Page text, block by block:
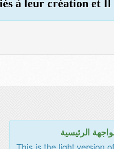
à leur création et
الرئيسية